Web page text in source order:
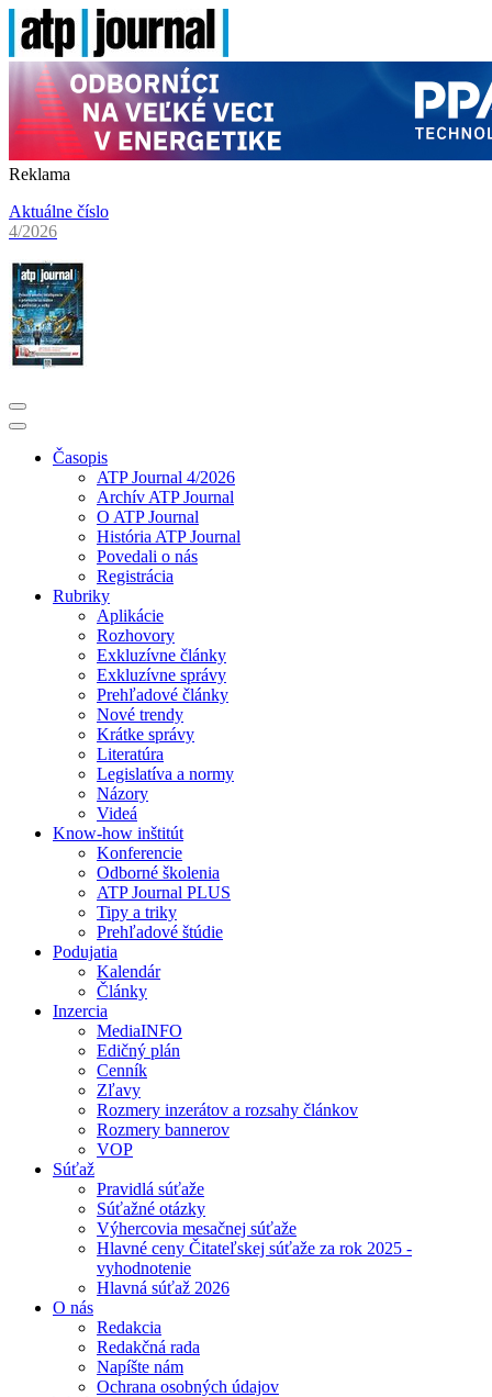
Reklama
Aktuálne číslo
4/2026
Časopis
ATP Journal 4/2026
Archív ATP Journal
O ATP Journal
História ATP Journal
Povedali o nás
Registrácia
Rubriky
Aplikácie
Rozhovory
Exkluzívne články
Exkluzívne správy
Prehľadové články
Nové trendy
Krátke správy
Literatúra
Legislatíva a normy
Názory
Videá
Know-how inštitút
Konferencie
Odborné školenia
ATP Journal PLUS
Tipy a triky
Prehľadové štúdie
Podujatia
Kalendár
Články
Inzercia
MediaINFO
Edičný plán
Cenník
Zľavy
Rozmery inzerátov a rozsahy článkov
Rozmery bannerov
VOP
Súťaž
Pravidlá súťaže
Súťažné otázky
Výhercovia mesačnej súťaže
Hlavné ceny Čitateľskej súťaže za rok 2025 -
vyhodnotenie
Hlavná súťaž 2026
O nás
Redakcia
Redakčná rada
Napíšte nám
Ochrana osobných údajov